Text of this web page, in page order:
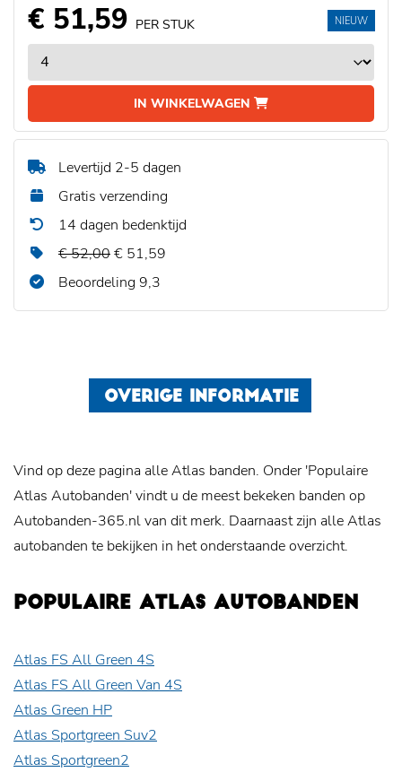
€ 51,59 PER STUK
IN WINKELWAGEN
NIEUW
Levertijd 2-5 dagen
Gratis verzending
14 dagen bedenktijd
€ 52,00€ 51,59
Beoordeling 9,3
OVERIGE INFORMATIE
Vind op deze pagina alle Atlas banden. Onder 'Populaire
Atlas Autobanden' vindt u de meest bekeken banden op
Autobanden-365.nl van dit merk. Daarnaast zijn alle Atlas
autobanden te bekijken in het onderstaande overzicht.
POPULAIRE ATLAS AUTOBANDEN
Atlas FS All Green 4S
Atlas FS All Green Van 4S
Atlas Green HP
Atlas Sportgreen Suv2
Atlas Sportgreen2